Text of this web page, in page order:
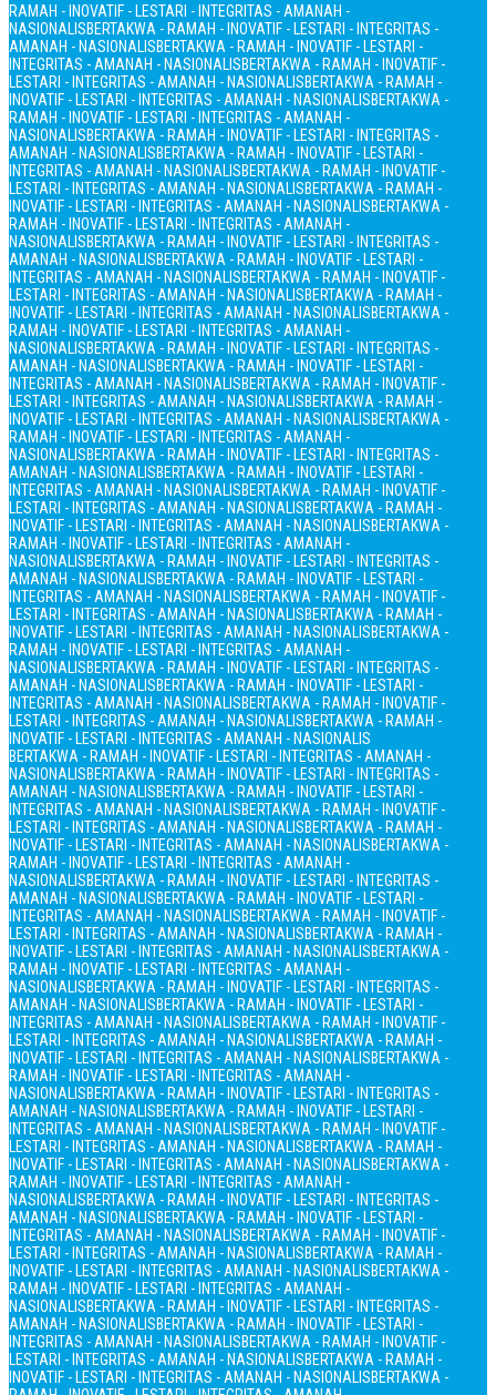
RAMAH - INOVATIF - LESTARI - INTEGRITAS - AMANAH -
NASIONALISBERTAKWA - RAMAH - INOVATIF - LESTARI - INTEGRITAS -
AMANAH - NASIONALISBERTAKWA - RAMAH - INOVATIF - LESTARI -
INTEGRITAS - AMANAH - NASIONALISBERTAKWA - RAMAH - INOVATIF -
LESTARI - INTEGRITAS - AMANAH - NASIONALISBERTAKWA - RAMAH -
INOVATIF - LESTARI - INTEGRITAS - AMANAH - NASIONALISBERTAKWA -
RAMAH - INOVATIF - LESTARI - INTEGRITAS - AMANAH -
NASIONALISBERTAKWA - RAMAH - INOVATIF - LESTARI - INTEGRITAS -
AMANAH - NASIONALISBERTAKWA - RAMAH - INOVATIF - LESTARI -
INTEGRITAS - AMANAH - NASIONALISBERTAKWA - RAMAH - INOVATIF -
LESTARI - INTEGRITAS - AMANAH - NASIONALISBERTAKWA - RAMAH -
INOVATIF - LESTARI - INTEGRITAS - AMANAH - NASIONALISBERTAKWA -
RAMAH - INOVATIF - LESTARI - INTEGRITAS - AMANAH -
NASIONALISBERTAKWA - RAMAH - INOVATIF - LESTARI - INTEGRITAS -
AMANAH - NASIONALISBERTAKWA - RAMAH - INOVATIF - LESTARI -
INTEGRITAS - AMANAH - NASIONALISBERTAKWA - RAMAH - INOVATIF -
LESTARI - INTEGRITAS - AMANAH - NASIONALISBERTAKWA - RAMAH -
INOVATIF - LESTARI - INTEGRITAS - AMANAH - NASIONALISBERTAKWA -
RAMAH - INOVATIF - LESTARI - INTEGRITAS - AMANAH -
NASIONALISBERTAKWA - RAMAH - INOVATIF - LESTARI - INTEGRITAS -
AMANAH - NASIONALISBERTAKWA - RAMAH - INOVATIF - LESTARI -
INTEGRITAS - AMANAH - NASIONALISBERTAKWA - RAMAH - INOVATIF -
LESTARI - INTEGRITAS - AMANAH - NASIONALISBERTAKWA - RAMAH -
INOVATIF - LESTARI - INTEGRITAS - AMANAH - NASIONALISBERTAKWA -
RAMAH - INOVATIF - LESTARI - INTEGRITAS - AMANAH -
NASIONALISBERTAKWA - RAMAH - INOVATIF - LESTARI - INTEGRITAS -
AMANAH - NASIONALISBERTAKWA - RAMAH - INOVATIF - LESTARI -
INTEGRITAS - AMANAH - NASIONALISBERTAKWA - RAMAH - INOVATIF -
LESTARI - INTEGRITAS - AMANAH - NASIONALISBERTAKWA - RAMAH -
INOVATIF - LESTARI - INTEGRITAS - AMANAH - NASIONALISBERTAKWA -
RAMAH - INOVATIF - LESTARI - INTEGRITAS - AMANAH -
NASIONALISBERTAKWA - RAMAH - INOVATIF - LESTARI - INTEGRITAS -
AMANAH - NASIONALISBERTAKWA - RAMAH - INOVATIF - LESTARI -
INTEGRITAS - AMANAH - NASIONALISBERTAKWA - RAMAH - INOVATIF -
LESTARI - INTEGRITAS - AMANAH - NASIONALISBERTAKWA - RAMAH -
INOVATIF - LESTARI - INTEGRITAS - AMANAH - NASIONALISBERTAKWA -
RAMAH - INOVATIF - LESTARI - INTEGRITAS - AMANAH -
NASIONALISBERTAKWA - RAMAH - INOVATIF - LESTARI - INTEGRITAS -
AMANAH - NASIONALISBERTAKWA - RAMAH - INOVATIF - LESTARI -
INTEGRITAS - AMANAH - NASIONALISBERTAKWA - RAMAH - INOVATIF -
LESTARI - INTEGRITAS - AMANAH - NASIONALISBERTAKWA - RAMAH -
INOVATIF - LESTARI - INTEGRITAS - AMANAH - NASIONALIS
BERTAKWA - RAMAH - INOVATIF - LESTARI - INTEGRITAS - AMANAH -
NASIONALISBERTAKWA - RAMAH - INOVATIF - LESTARI - INTEGRITAS -
AMANAH - NASIONALISBERTAKWA - RAMAH - INOVATIF - LESTARI -
INTEGRITAS - AMANAH - NASIONALISBERTAKWA - RAMAH - INOVATIF -
LESTARI - INTEGRITAS - AMANAH - NASIONALISBERTAKWA - RAMAH -
INOVATIF - LESTARI - INTEGRITAS - AMANAH - NASIONALISBERTAKWA -
RAMAH - INOVATIF - LESTARI - INTEGRITAS - AMANAH -
NASIONALISBERTAKWA - RAMAH - INOVATIF - LESTARI - INTEGRITAS -
AMANAH - NASIONALISBERTAKWA - RAMAH - INOVATIF - LESTARI -
INTEGRITAS - AMANAH - NASIONALISBERTAKWA - RAMAH - INOVATIF -
LESTARI - INTEGRITAS - AMANAH - NASIONALISBERTAKWA - RAMAH -
INOVATIF - LESTARI - INTEGRITAS - AMANAH - NASIONALISBERTAKWA -
RAMAH - INOVATIF - LESTARI - INTEGRITAS - AMANAH -
NASIONALISBERTAKWA - RAMAH - INOVATIF - LESTARI - INTEGRITAS -
AMANAH - NASIONALISBERTAKWA - RAMAH - INOVATIF - LESTARI -
INTEGRITAS - AMANAH - NASIONALISBERTAKWA - RAMAH - INOVATIF -
LESTARI - INTEGRITAS - AMANAH - NASIONALISBERTAKWA - RAMAH -
INOVATIF - LESTARI - INTEGRITAS - AMANAH - NASIONALISBERTAKWA -
RAMAH - INOVATIF - LESTARI - INTEGRITAS - AMANAH -
NASIONALISBERTAKWA - RAMAH - INOVATIF - LESTARI - INTEGRITAS -
AMANAH - NASIONALISBERTAKWA - RAMAH - INOVATIF - LESTARI -
INTEGRITAS - AMANAH - NASIONALISBERTAKWA - RAMAH - INOVATIF -
LESTARI - INTEGRITAS - AMANAH - NASIONALISBERTAKWA - RAMAH -
INOVATIF - LESTARI - INTEGRITAS - AMANAH - NASIONALISBERTAKWA -
RAMAH - INOVATIF - LESTARI - INTEGRITAS - AMANAH -
NASIONALISBERTAKWA - RAMAH - INOVATIF - LESTARI - INTEGRITAS -
AMANAH - NASIONALISBERTAKWA - RAMAH - INOVATIF - LESTARI -
INTEGRITAS - AMANAH - NASIONALISBERTAKWA - RAMAH - INOVATIF -
LESTARI - INTEGRITAS - AMANAH - NASIONALISBERTAKWA - RAMAH -
INOVATIF - LESTARI - INTEGRITAS - AMANAH - NASIONALISBERTAKWA -
RAMAH - INOVATIF - LESTARI - INTEGRITAS - AMANAH -
NASIONALISBERTAKWA - RAMAH - INOVATIF - LESTARI - INTEGRITAS -
AMANAH - NASIONALISBERTAKWA - RAMAH - INOVATIF - LESTARI -
INTEGRITAS - AMANAH - NASIONALISBERTAKWA - RAMAH - INOVATIF -
LESTARI - INTEGRITAS - AMANAH - NASIONALISBERTAKWA - RAMAH -
INOVATIF - LESTARI - INTEGRITAS - AMANAH - NASIONALISBERTAKWA -